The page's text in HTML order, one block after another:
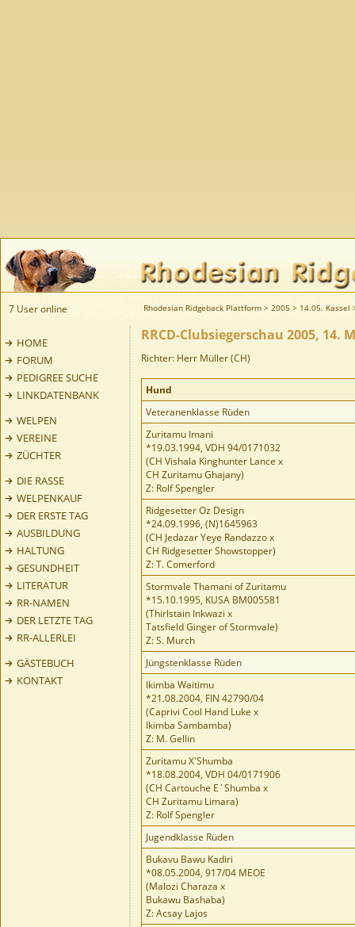
7 User online Rhodesian Ridgeback Plattform > 2005 > 14.05. Kassel
HOME
FORUM
PEDIGREE SUCHE
LINKDATENBANK
WELPEN
VEREINE
ZÜCHTER
DIE RASSE
WELPENKAUF
DER ERSTE TAG
AUSBILDUNG
HALTUNG
GESUNDHEIT
LITERATUR
RR-NAMEN
DER LETZTE TAG
RR-ALLERLEI
GÄSTEBUCH
KONTAKT
RRCD-Clubsiegerschau 2005, 14.
Richter: Herr Müller (CH)
Hund
Veteranenklasse Rüden
Zuritamu Imani
*19.03.1994, VDH 94/0171032
(CH Vishala Kinghunter Lance x
CH Zuritamu Ghajany)
Z: Rolf Spengler
Ridgesetter Oz Design
*24.09.1996, (N)1645963
(CH Jedazar Yeye Randazzo x
CH Ridgesetter Showstopper)
Z: T. Comerford
Stormvale Thamani of Zuritamu
*15.10.1995, KUSA BM005581
(Thirlstain Inkwazi x
Tatsfield Ginger of Stormvale)
Z: S. Murch
Jüngstenklasse Rüden
Ikimba Waitimu
*21.08.2004, FIN 42790/04
(Caprivi Cool Hand Luke x
Ikimba Sambamba)
Z: M. Gellin
Zuritamu X'Shumba
*18.08.2004, VDH 04/0171906
(CH Cartouche E`Shumba x
CH Zuritamu Limara)
Z: Rolf Spengler
Jugendklasse Rüden
Bukavu Bawu Kadiri
*08.05.2004, 917/04 MEOE
(Malozi Charaza x
Bukawu Bashaba)
Z: Acsay Lajos